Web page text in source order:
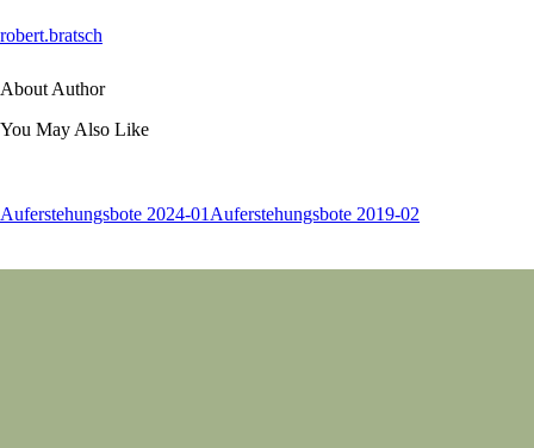
robert.bratsch
About Author
You May Also Like
Auferstehungsbote 2024-01 Auferstehungsbote 2019-02